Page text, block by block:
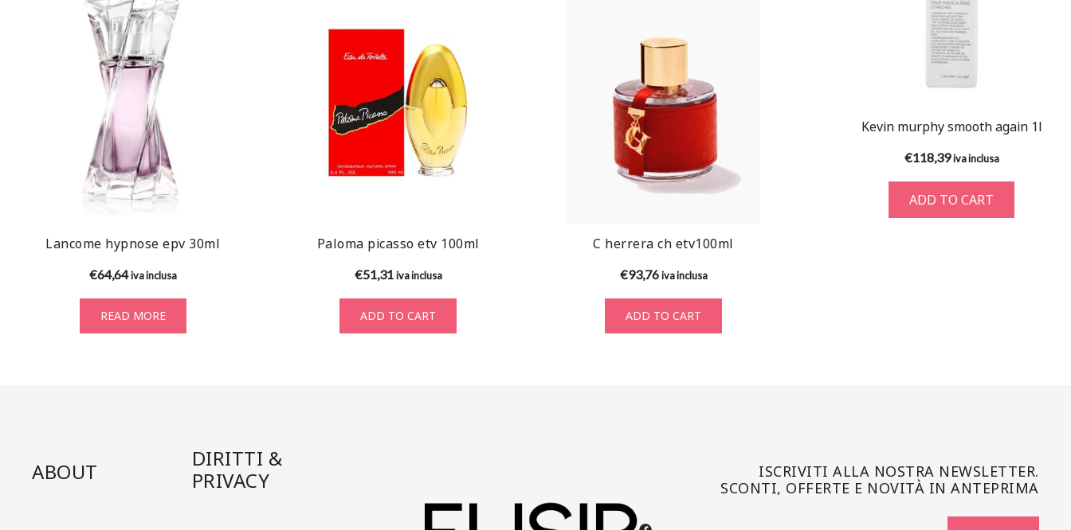
Lancome hypnose epv 30ml
€64,64 iva inclusa
READ MORE
Paloma picasso etv 100ml
€51,31 iva inclusa
ADD TO CART
C herrera ch etv100ml
€93,76 iva inclusa
ADD TO CART
Kevin murphy smooth again 1l
€118,39 iva inclusa
ADD TO CART
ABOUT
DIRITTI &
PRIVACY
ISCRIVITI ALLA NOSTRA NEWSLETTER.
SCONTI, OFFERTE E NOVITÀ IN ANTEPRIMA